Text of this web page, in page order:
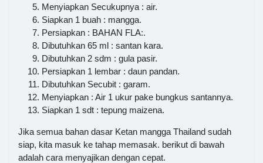
Menyiapkan Secukupnya : air.
Siapkan 1 buah : mangga.
Persiapkan : BAHAN FLA:.
Dibutuhkan 65 ml : santan kara.
Dibutuhkan 2 sdm : gula pasir.
Persiapkan 1 lembar : daun pandan.
Dibutuhkan Secubit : garam.
Menyiapkan : Air 1 ukur pake bungkus santannya.
Siapkan 1 sdt : tepung maizena.
Jika semua bahan dasar Ketan mangga Thailand sudah
siap, kita masuk ke tahap memasak. berikut di bawah
adalah cara menyajikan dengan cepat.